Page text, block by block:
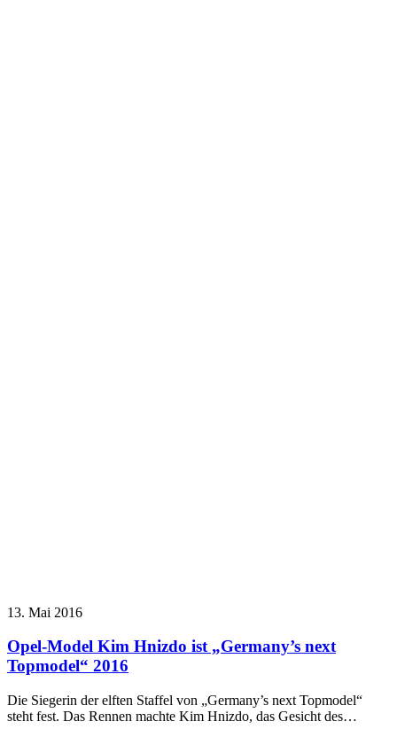
13. Mai 2016
Opel-Model Kim Hnizdo ist „Germany’s next
Topmodel“ 2016
Die Siegerin der elften Staffel von „Germany’s next Topmodel“
steht fest. Das Rennen machte Kim Hnizdo, das Gesicht des…